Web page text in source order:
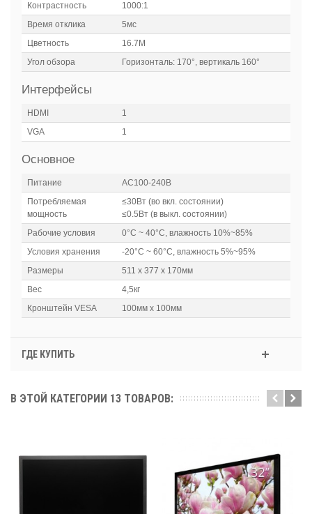
Контрастность
1000:1
Время отклика
5мс
Цветность
16.7М
Угол обзора
Горизонталь: 170°, вертикаль 160°
Интерфейсы
HDMI
1
VGA
1
Основное
Питание
AC100-240В
Потребляемая
мощность
≤30Вт (во вкл. состоянии)
≤0.5Вт (в выкл. состоянии)
Рабочие условия
0°C ~ 40°C, влажность 10%~85%
Условия хранения
-20°C ~ 60°C, влажность 5%~95%
Размеры
511 х 377 х 170мм
Вес
4,5кг
Кронштейн VESA
100мм x 100мм
ГДЕ КУПИТЬ
В ЭТОЙ КАТЕГОРИИ 13 ТОВАРОВ: